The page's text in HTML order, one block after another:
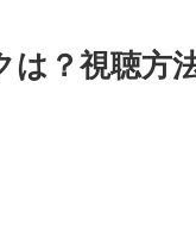
？視聴方